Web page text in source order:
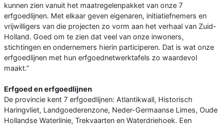
kunnen zien vanuit het maatregelenpakket van onze 7
erfgoedlijnen. Met elkaar geven eigenaren, initiatiefnemers en
vrijwilligers van die projecten zo vorm aan het verhaal van Zuid-
Holland. Goed om te zien dat veel van onze inwoners,
stichtingen en ondernemers hierin participeren. Dat is wat onze
erfgoedlijnen met hun erfgoednetwerktafels zo waardevol
maakt.”
Erfgoed en erfgoedlijnen
De provincie kent 7 erfgoedlijnen: Atlantikwall, Historisch
Haringvliet, Landgoederenzone, Neder-Germaanse Limes, Oude
Hollandse Waterlinie, Trekvaarten en Waterdriehoek. Een